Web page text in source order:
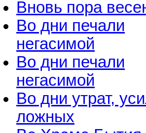
Вновь пора
Во дни печали
негасимой
Во дни печали
негасимой
Во дни утрат,
ложных